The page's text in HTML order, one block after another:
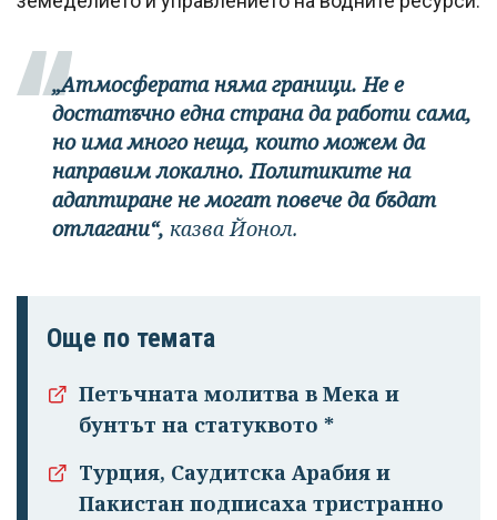
„Атмосферата няма граници. Не е
достатъчно една страна да работи сама,
но има много неща, които можем да
направим локално. Политиките на
адаптиране не могат повече да бъдат
отлагани“, казва Йонол.
Още по темата
Петъчната молитва в Мека и
бунтът на статуквото *
Турция, Саудитска Арабия и
Пакистан подписаха тристранно